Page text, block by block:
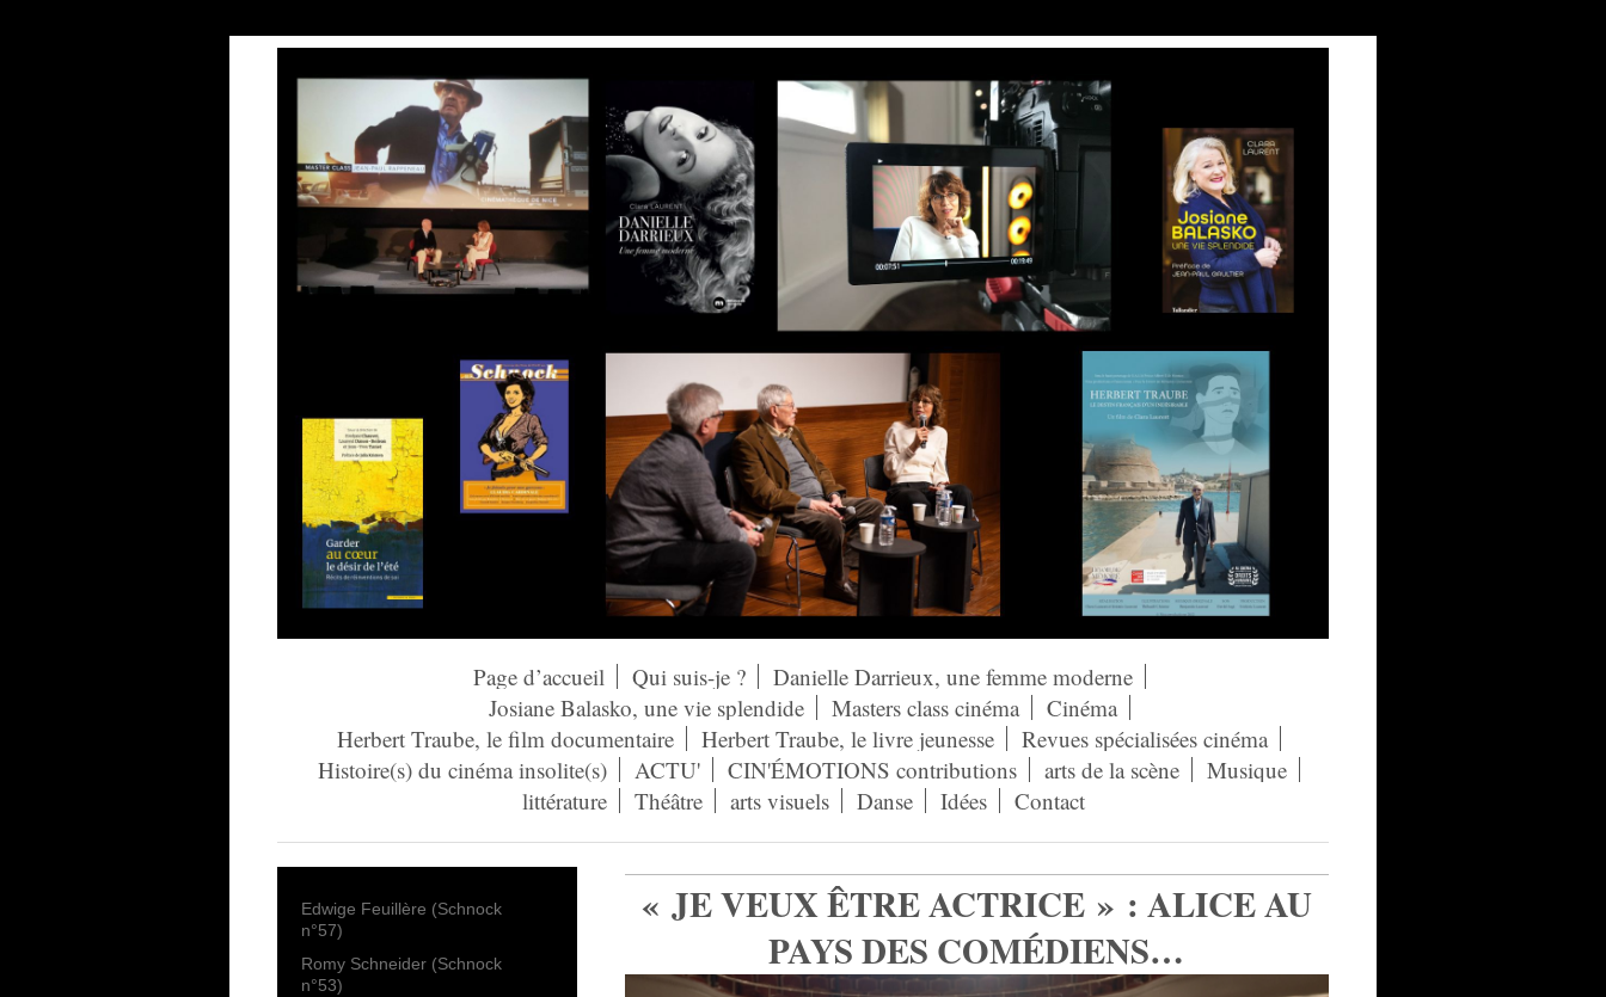
Page d’accueil Qui suis-je ?
Danielle Darrieux, une femme moderne
Josiane Balasko, une vie splendide
Masters class cinéma
Cinéma
Herbert Traube, le film documentaire
Herbert Traube, le livre jeunesse
Revues spécialisées cinéma
Histoire(s) du cinéma insolite(s)
ACTU' CIN'ÉMOTIONS contributions arts de la scène
Musique
littérature
Théâtre arts visuels Danse Idées Contact
« JE VEUX ÊTRE ACTRICE » : ALICE AU
PAYS DES COMÉDIENS…
Edwige Feuillère (Schnock
n°57)
Romy Schneider (Schnock
n°53)